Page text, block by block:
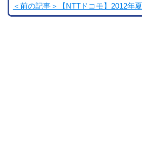
＜前の記事＞【NTTドコモ】2012年